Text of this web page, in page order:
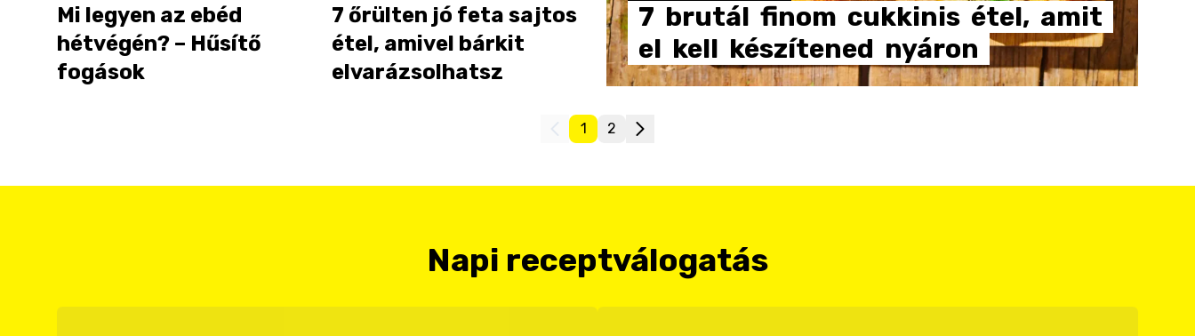
Mi legyen az ebéd
hétvégén? – Hűsítő
fogások
7 őrülten jó feta sajtos
étel, amivel bárkit
elvarázsolhatsz
7 brutál finom cukkinis étel, amit
el kell készítened nyáron
1 2
Napi receptválogatás